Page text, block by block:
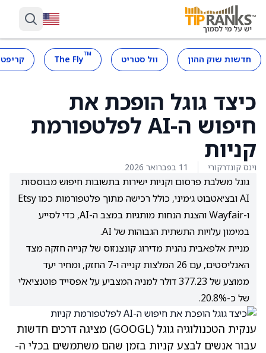
חדשות שוק ההון וול סטריט ™
The Fly
כיצד גוגל הופכת את
חיפוש ה-AI לפלטפורמת
קניות
וינס קונדרקורי 11 בפברואר 2026
גוגל משלבת פרסום וקניות ישירות בתשובות חיפוש מבוססות
AI ובצ׳אטבוט ג׳מיני, כולל רכישה מתוך פלטפורמות כמו Etsy
ו-Wayfair והצגת הנחות מותגיות במצב ה-AI, כדי לסייע
במימון עלויות התשתית הגבוהות של AI.
מניית אלפאבית נהנית מדירוג קונצנזוס של קנייה חזקה מצד
האנליסטים, עם 26 המלצות קנייה ו-7 החזק, ומחיר יעד
ממוצע של 377.23 דולר למניה המצביע על אפסייד פוטנציאלי
של כ-20.8%.
ענקית הטכנולוגיה גוגל (GOOGL)
מציגה דרכים חדשות
עבור אנשים לבצע קניות בזמן שהם משתמשים בכלי ה-